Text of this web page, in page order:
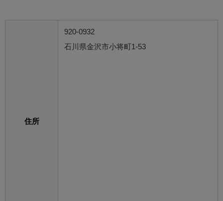
住所
920-0932
石川県金沢市小将町1-53